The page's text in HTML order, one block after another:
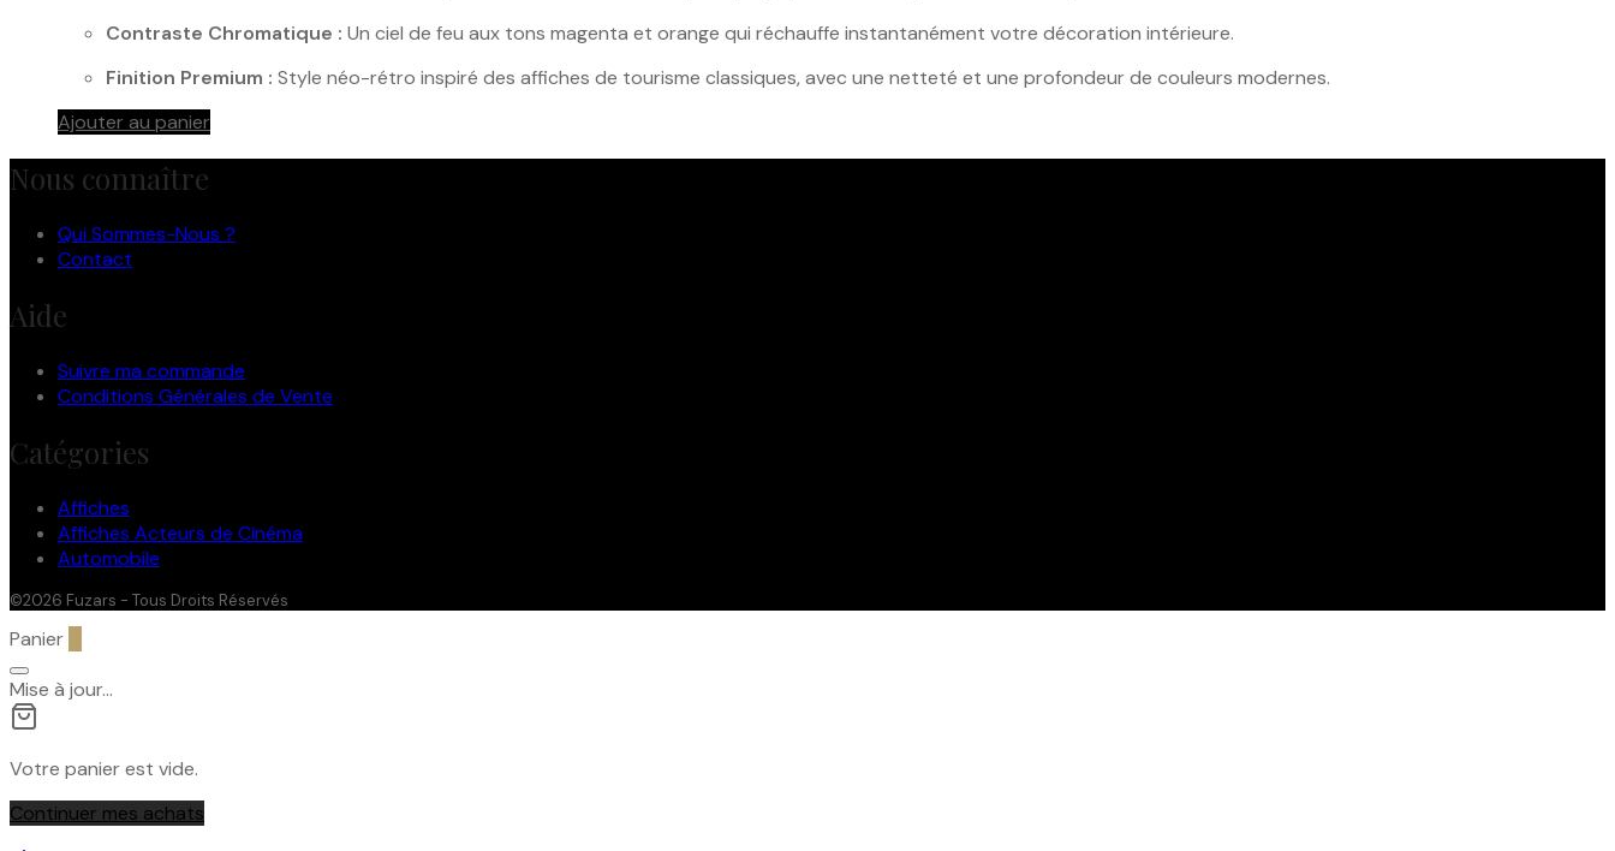
Contraste Chromatique : Un ciel de feu aux tons magenta et orange qui réchauffe instantanément votre décoration intérieure.
Finition Premium : Style néo-rétro inspiré des affiches de tourisme classiques, avec une netteté et une profondeur de couleurs modernes.
Ajouter au panier
Nous connaître
Qui Sommes-Nous ?
Contact
Aide
Suivre ma commande
Conditions Générales de Vente
Catégories
Affiches
Affiches Acteurs de Cinéma
Automobile
©2026 Fuzars - Tous Droits Réservés
Panier
Mise à jour…
Votre panier est vide.
Continuer mes achats